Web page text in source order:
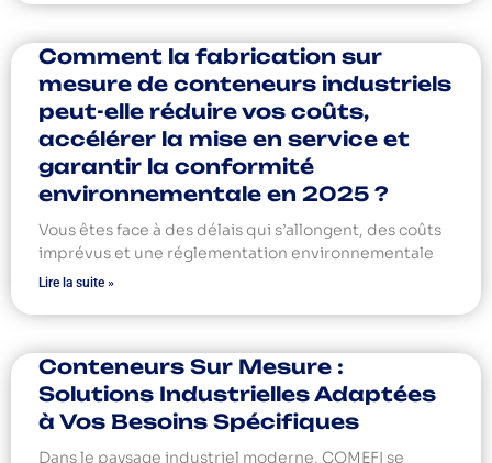
Comment la fabrication sur
mesure de conteneurs industriels
peut-elle réduire vos coûts,
accélérer la mise en service et
garantir la conformité
environnementale en 2025 ?
Vous êtes face à des délais qui s’allongent, des coûts
imprévus et une réglementation environnementale
Lire la suite »
Conteneurs Sur Mesure :
Solutions Industrielles Adaptées
à Vos Besoins Spécifiques
Dans le paysage industriel moderne, COMEFI se